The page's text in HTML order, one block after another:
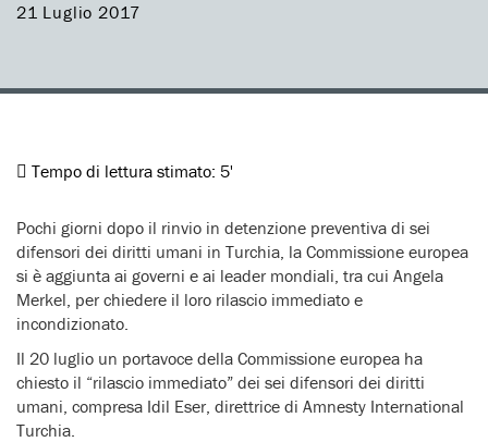
21 Luglio 2017
Tempo di lettura stimato: 5'
Pochi giorni dopo il rinvio in detenzione preventiva di sei
difensori dei diritti umani in Turchia, la Commissione europea
si è aggiunta ai governi e ai leader mondiali, tra cui Angela
Merkel, per chiedere il loro rilascio immediato e
incondizionato.
Il 20 luglio un portavoce della Commissione europea ha
chiesto il “rilascio immediato” dei sei difensori dei diritti
umani, compresa Idil Eser, direttrice di Amnesty International
Turchia.